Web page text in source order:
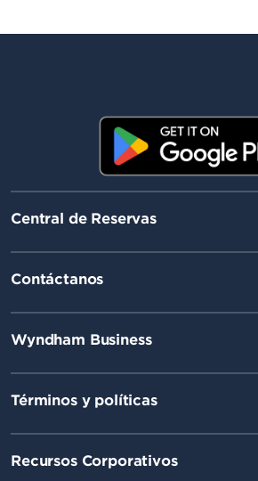
Central de Reservas
Contáctanos
Wyndham Business
Términos y políticas
Recursos Corporativos